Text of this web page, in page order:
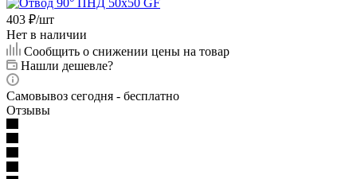
403 ₽/шт
Нет в наличии
Сообщить о снижении цены на товар
Нашли дешевле?
Самовывоз сегодня - бесплатно
Отзывы